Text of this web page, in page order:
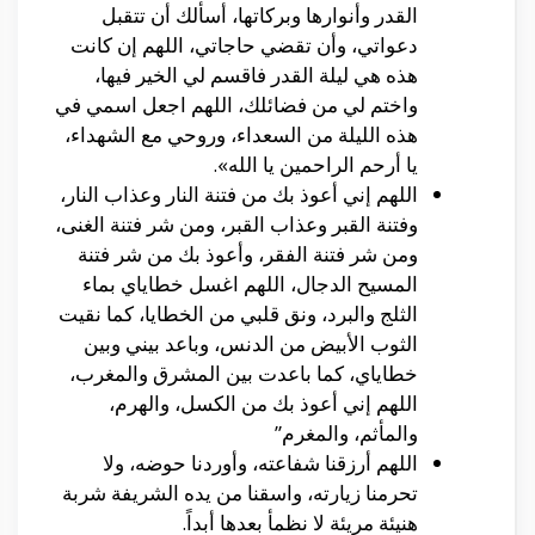
القدر وأنوارها وبركاتها، أسألك أن تتقبل
دعواتي، وأن تقضي حاجاتي، اللهم إن كانت
هذه هي ليلة القدر فاقسم لي الخير فيها،
واختم لي من فضائلك، اللهم اجعل اسمي في
هذه الليلة من السعداء، وروحي مع الشهداء،
يا أرحم الراحمين يا الله».
اللهم إني أعوذ بك من فتنة النار وعذاب النار،
وفتنة القبر وعذاب القبر، ومن شر فتنة الغنى،
ومن شر فتنة الفقر، وأعوذ بك من شر فتنة
المسيح الدجال، اللهم اغسل خطاياي بماء
الثلج والبرد، ونق قلبي من الخطايا، كما نقيت
الثوب الأبيض من الدنس، وباعد بيني وبين
خطاياي، كما باعدت بين المشرق والمغرب،
اللهم إني أعوذ بك من الكسل، والهرم،
والمأثم، والمغرم”
اللهم أرزقنا شفاعته، وأوردنا حوضه، ولا
تحرمنا زيارته، واسقنا من يده الشريفة شربة
هنيئة مريئة لا نظمأ بعدها أبداً.